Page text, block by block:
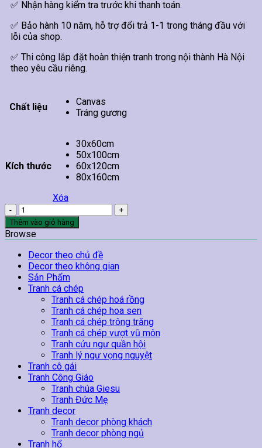
✅ Nhận hàng kiểm tra trước khi thanh toán.
✅ Bảo hành 10 năm, hỗ trợ đổi trả 1-1 trong tháng đầu với
lỗi của shop.
✅ Thi công lắp đặt hoàn thiện tranh trong nội thành Hà Nội
theo yêu cầu riêng.
Chất liệu
Canvas
Tráng gương
Kích thước
30x60cm
50x100cm
60x120cm
80x160cm
Xóa
Tranh
Treo
Tường
Cửu
Ngư
Quần
Hội
13
lượng
Thêm vào giỏ hàng
Browse
Decor theo chủ đề
Decor theo không gian
Sản Phẩm
Tranh cá chép
Tranh cá chép hoá rồng
Tranh cá chép hoa sen
Tranh cá chép trông trăng
Tranh cá chép vượt vũ môn
Tranh cửu ngư quần hội
Tranh lý ngư vọng nguyệt
Tranh cô gái
Tranh Công Giáo
Tranh chúa Giesu
Tranh Đức Mẹ
Tranh decor
Tranh decor phòng khách
Tranh decor phòng ngủ
Tranh hổ